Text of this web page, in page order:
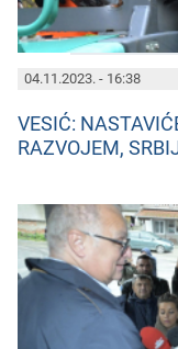
04.11.2023. - 16:38
VESIĆ:
RAZVOJEM,